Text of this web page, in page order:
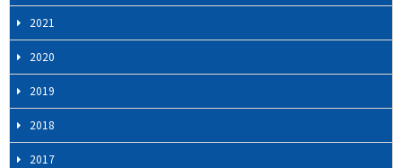
2021
2020
2019
2018
2017